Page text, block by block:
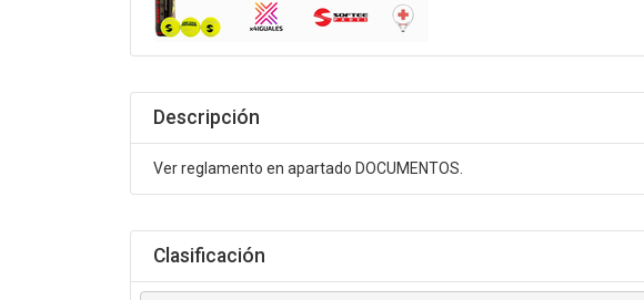
Descripción
Ver reglamento en apartado DOCUMENTOS.
Clasificación